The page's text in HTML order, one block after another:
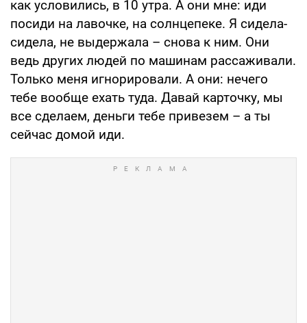
как условились, в 10 утра. А они мне: иди
посиди на лавочке, на солнцепеке. Я сидела-
сидела, не выдержала – снова к ним. Они
ведь других людей по машинам рассаживали.
Только меня игнорировали. А они: нечего
тебе вообще ехать туда. Давай карточку, мы
все сделаем, деньги тебе привезем – а ты
сейчас домой иди.